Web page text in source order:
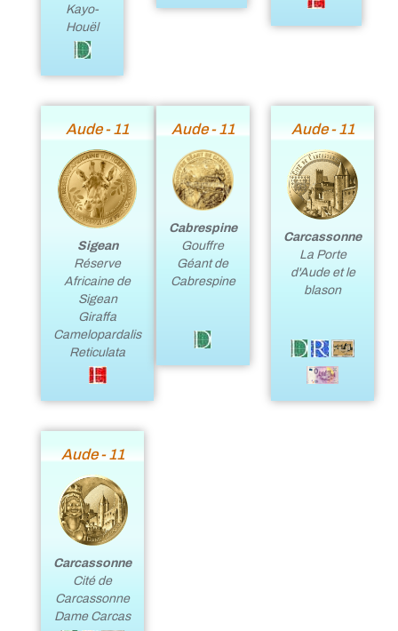
Kayo-
Houël
Aude - 11
Sigean
Réserve
Africaine de
Sigean
Giraffa
Camelopardalis
Reticulata
Aude - 11
Cabrespine
Gouffre
Géant de
Cabrespine
Aude - 11
Carcassonne
La Porte
d'Aude et le
blason
Aude - 11
Carcassonne
Cité de
Carcassonne
Dame Carcas